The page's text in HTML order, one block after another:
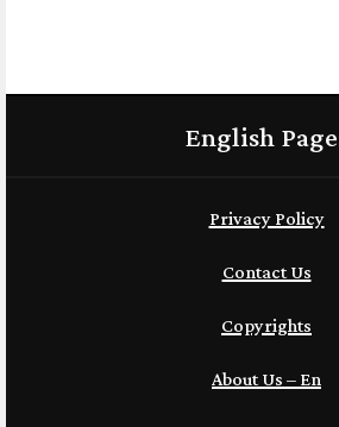
English
Privacy Policy
Contact Us
Copyrights
About Us – En